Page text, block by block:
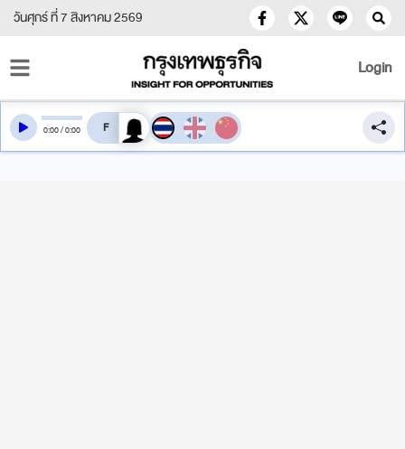
วันศุกร์ ที่ 7 สิงหาคม 2569
Login
0:00/0:00 สลับเสียงอ่าน